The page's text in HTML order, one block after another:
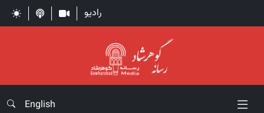
رادیو
English